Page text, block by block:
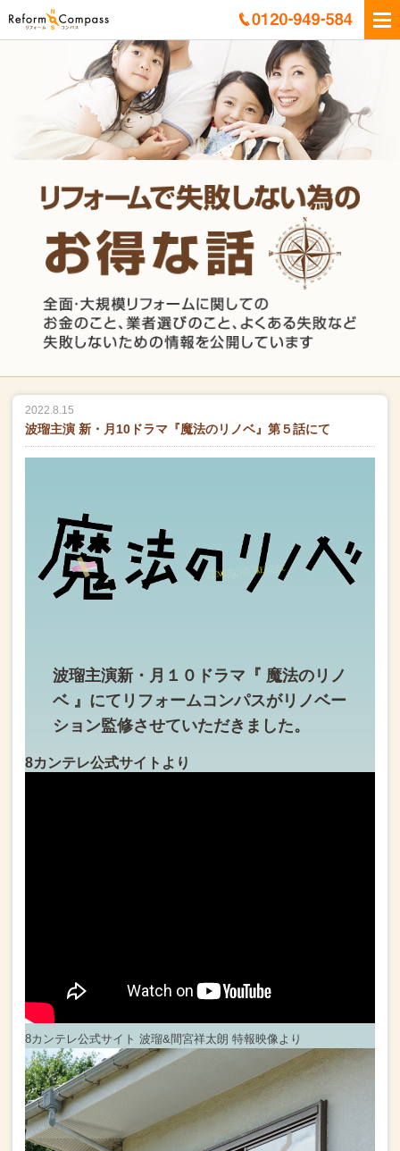
2022.8.15
波瑠主演 新・月10ドラマ『魔法のリノベ』第５話にて
波瑠主演新・月１０ドラマ 『 魔法のリノ
ベ 』にて リフォームコンパスがリノベー
ション監修させていただきました。
8カンテレ公式サイトより
8カンテレ公式サイト 波瑠&間宮祥太朗 特報映像より